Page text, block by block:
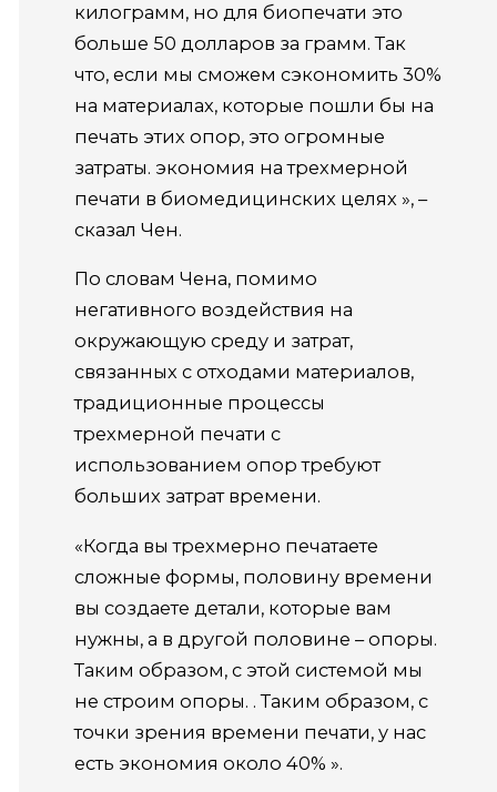
килограмм, но для биопечати это
больше 50 долларов за грамм. Так
что, если мы сможем сэкономить 30%
на материалах, которые пошли бы на
печать этих опор, это огромные
затраты. экономия на трехмерной
печати в биомедицинских целях », –
сказал Чен.
По словам Чена, помимо
негативного воздействия на
окружающую среду и затрат,
связанных с отходами материалов,
традиционные процессы
трехмерной печати с
использованием опор требуют
больших затрат времени.
«Когда вы трехмерно печатаете
сложные формы, половину времени
вы создаете детали, которые вам
нужны, а в другой половине – опоры.
Таким образом, с этой системой мы
не строим опоры. . Таким образом, с
точки зрения времени печати, у нас
есть экономия около 40% ».